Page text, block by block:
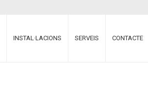
INSTAL·LACIONS SERVEIS CONTACTE